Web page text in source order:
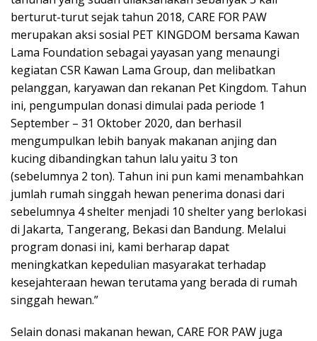
berturut-turut sejak tahun 2018, CARE FOR PAW
merupakan aksi sosial PET KINGDOM bersama Kawan
Lama Foundation sebagai yayasan yang menaungi
kegiatan CSR Kawan Lama Group, dan melibatkan
pelanggan, karyawan dan rekanan Pet Kingdom. Tahun
ini, pengumpulan donasi dimulai pada periode 1
September – 31 Oktober 2020, dan berhasil
mengumpulkan lebih banyak makanan anjing dan
kucing dibandingkan tahun lalu yaitu 3 ton
(sebelumnya 2 ton). Tahun ini pun kami menambahkan
jumlah rumah singgah hewan penerima donasi dari
sebelumnya 4 shelter menjadi 10 shelter yang berlokasi
di Jakarta, Tangerang, Bekasi dan Bandung. Melalui
program donasi ini, kami berharap dapat
meningkatkan kepedulian masyarakat terhadap
kesejahteraan hewan terutama yang berada di rumah
singgah hewan.”
Selain donasi makanan hewan, CARE FOR PAW juga